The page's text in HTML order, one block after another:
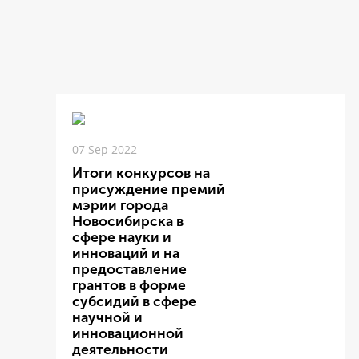
07 Sep 2022
Итоги конкурсов на
присуждение премий
мэрии города
Новосибирска в
сфере науки и
инноваций и на
предоставление
грантов в форме
субсидий в сфере
научной и
инновационной
деятельности